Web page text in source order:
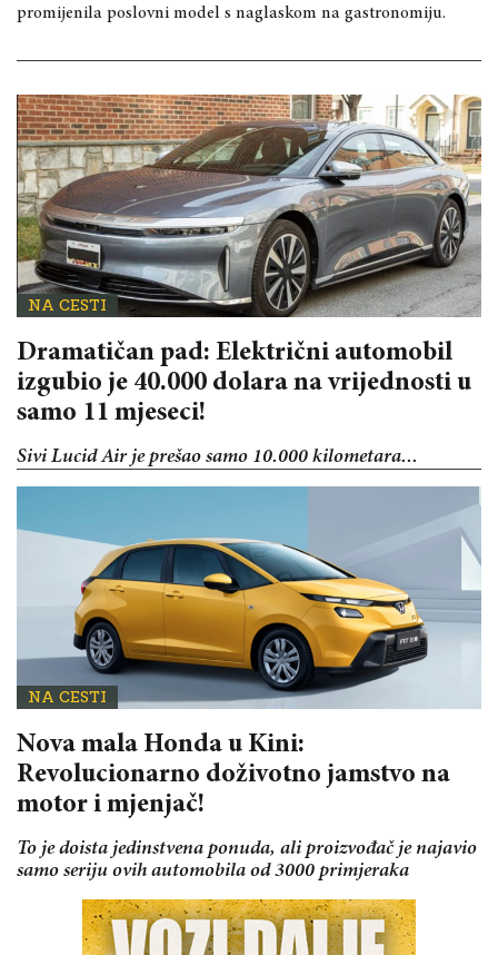
promijenila poslovni model s naglaskom na gastronomiju.
NA CESTI
Dramatičan pad: Električni automobil
izgubio je 40.000 dolara na vrijednosti u
samo 11 mjeseci!
Sivi Lucid Air je prešao samo 10.000 kilometara...
NA CESTI
Nova mala Honda u Kini:
Revolucionarno doživotno jamstvo na
motor i mjenjač!
To je doista jedinstvena ponuda, ali proizvođač je najavio
samo seriju ovih automobila od 3000 primjeraka